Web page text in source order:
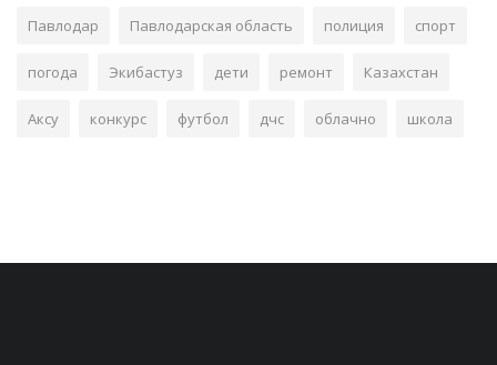
Павлодар Павлодарская область полиция спорт
погода Экибастуз дети ремонт Казахстан
Аксу конкурс футбол дчс облачно школа